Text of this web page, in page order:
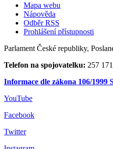
Mapa webu
Nápověda
Odběr RSS
Prohlášení přístupnosti
Parlament České republiky,
Telefon na spojovatelku: 257
Informace dle zákona 106/1999
YouTube
Facebook
Twitter